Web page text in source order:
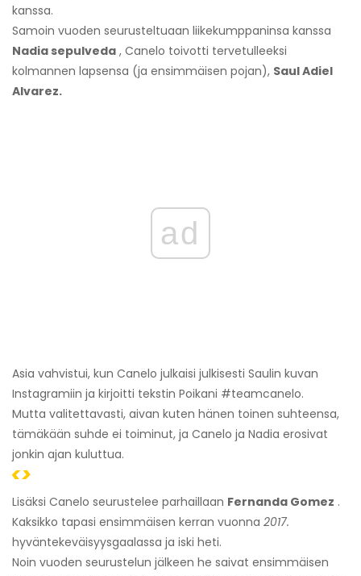
kanssa.
Samoin vuoden seurusteltuaan liikekumppaninsa kanssa
Nadia sepulveda , Canelo toivotti tervetulleeksi
kolmannen lapsensa (ja ensimmäisen pojan), Saul Adiel
Alvarez.
ad
Asia vahvistui, kun Canelo julkaisi julkisesti Saulin kuvan
Instagramiin ja kirjoitti tekstin Poikani #teamcanelo.
Mutta valitettavasti, aivan kuten hänen toinen suhteensa,
tämäkään suhde ei toiminut, ja Canelo ja Nadia erosivat
jonkin ajan kuluttua.
<>
Lisäksi Canelo seurustelee parhaillaan Fernanda Gomez .
Kaksikko tapasi ensimmäisen kerran vuonna 2017.
hyväntekeväisyysgaalassa ja iski heti.
Noin vuoden seurustelun jälkeen he saivat ensimmäisen